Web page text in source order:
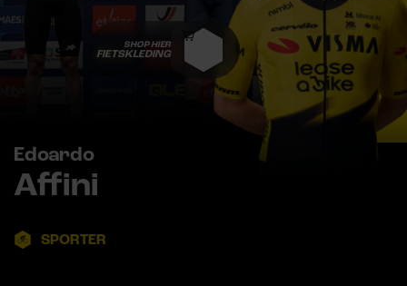
SHOP HIER
FIETSKLEDING
Edoardo
Affini
SPORTER